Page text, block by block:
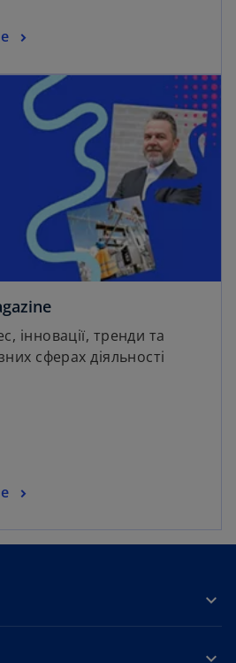
інновації, тренди та
сферах діяльності